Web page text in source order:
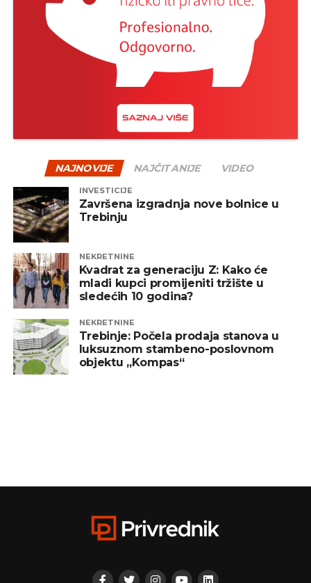
NAJNOVIJE NAJČITANIJE VIDEO
INVESTICIJE
Završena izgradnja nove bolnice u
Trebinju
NEKRETNINE
Kvadrat za generaciju Z: Kako će
mladi kupci promijeniti tržište u
sledećih 10 godina?
NEKRETNINE
Trebinje: Počela prodaja stanova u
luksuznom stambeno-poslovnom
objektu „Kompas“